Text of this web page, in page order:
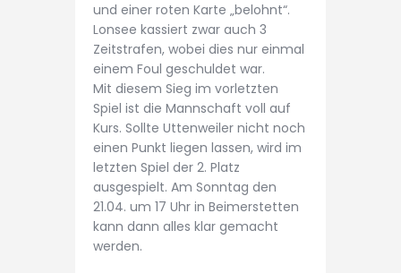
und einer roten Karte „belohnt“.
Lonsee kassiert zwar auch 3
Zeitstrafen, wobei dies nur einmal
einem Foul geschuldet war.
Mit diesem Sieg im vorletzten
Spiel ist die Mannschaft voll auf
Kurs. Sollte Uttenweiler nicht noch
einen Punkt liegen lassen, wird im
letzten Spiel der 2. Platz
ausgespielt. Am Sonntag den
21.04. um 17 Uhr in Beimerstetten
kann dann alles klar gemacht
werden.